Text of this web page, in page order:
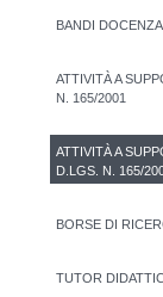
BANDI
ATTIVITÀ A
N. 165/2001
ATTIVITÀ A
D.LGS. N. 165/
BORSE DI
TUTOR